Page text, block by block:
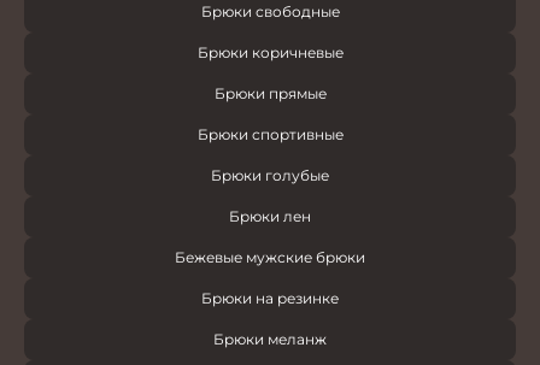
Брюки свободные
Брюки коричневые
Брюки прямые
Брюки спортивные
Брюки голубые
Брюки лен
Бежевые мужские брюки
Брюки на резинке
Брюки меланж